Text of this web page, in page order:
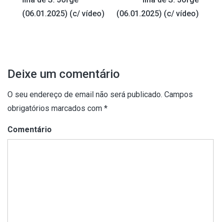
(06.01.2025) (c/ vídeo)
(06.01.2025) (c/ vídeo)
Deixe um comentário
O seu endereço de email não será publicado. Campos
obrigatórios marcados com *
Comentário